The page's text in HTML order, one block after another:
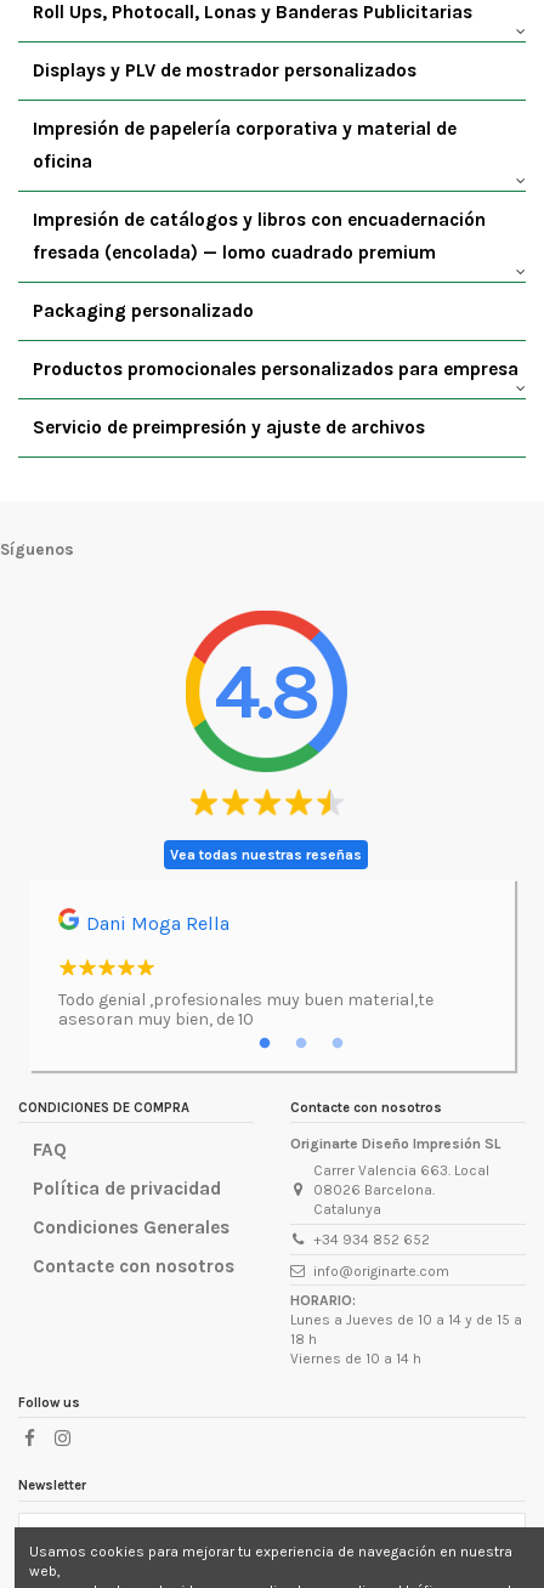
Roll Ups, Photocall, Lonas y Banderas Publicitarias
Displays y PLV de mostrador personalizados
Impresión de papelería corporativa y material de
oficina
Impresión de catálogos y libros con encuadernación
fresada (encolada) — lomo cuadrado premium
Packaging personalizado
Productos promocionales personalizados para empresa
Servicio de preimpresión y ajuste de archivos
Síguenos
4.8
Vea todas nuestras reseñas
Dani Moga Rella
Todo genial ,profesionales muy buen material,te
asesoran muy bien, de 10
lugar
CONDICIONES DE COMPRA
FAQ
Política de privacidad
Condiciones Generales
Contacte con nosotros
Contacte con nosotros
Originarte Diseño Impresión SL
Carrer Valencia 663. Local
08026 Barcelona.
Catalunya
+34 934 852 652
info@originarte.com
HORARIO:
Lunes a Jueves de 10 a 14 y de 15 a
18 h
Viernes de 10 a 14 h
Follow us
Newsletter
Puede darse de baja en cualquier momento. Para ello,
consulte nuestra información de contacto en el aviso
Usamos cookies para mejorar tu experiencia de navegación en nuestra
web,